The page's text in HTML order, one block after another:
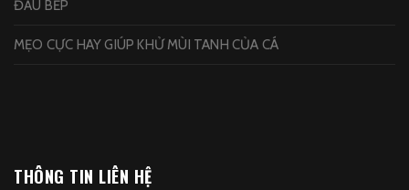
ĐẦU BẾP
MẸO CỰC HAY GIÚP KHỬ MÙI TANH CỦA CÁ
THÔNG TIN LIÊN HỆ